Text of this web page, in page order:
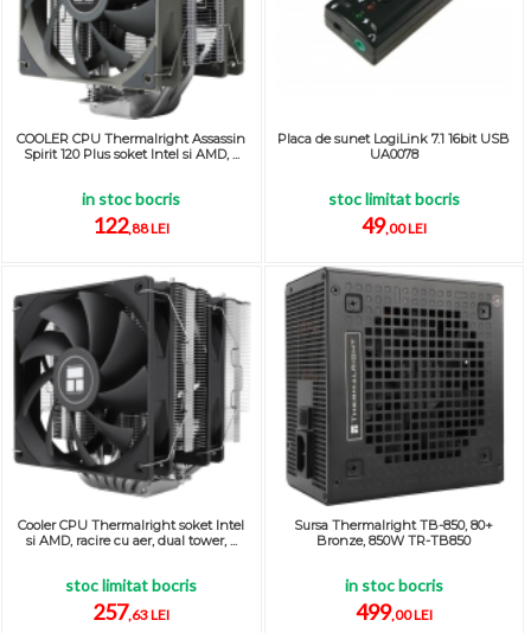
COOLER CPU Thermalright Assassin
Spirit 120 Plus soket Intel si AMD, ...
in stoc bocris
122,88 LEI
Placa de sunet LogiLink 7.1 16bit USB
UA0078
stoc limitat bocris
49,00 LEI
Cooler CPU Thermalright soket Intel
si AMD, racire cu aer, dual tower, ...
stoc limitat bocris
257,63 LEI
Sursa Thermalright TB-850, 80+
Bronze, 850W TR-TB850
in stoc bocris
499,00 LEI